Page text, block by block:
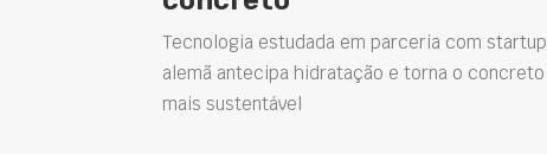
Tecnologia estudada em parceria com startup
alemã antecipa hidratação e torna o concreto
mais sustentável